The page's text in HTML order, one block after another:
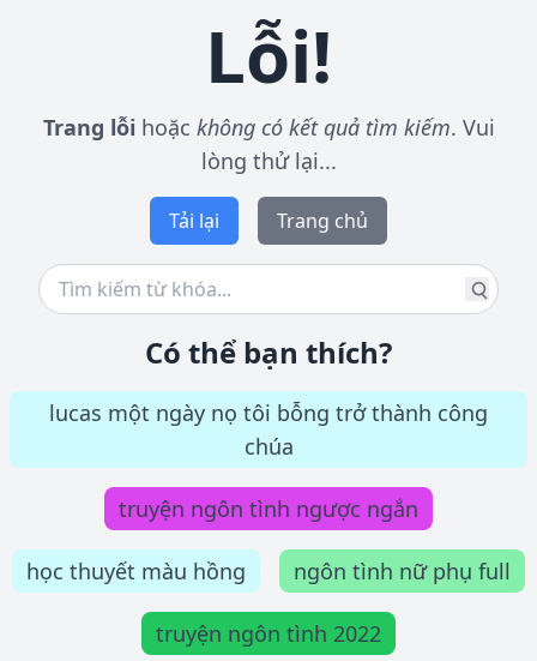
Lỗi!
Trang lỗi hoặc không có kết quả tìm kiếm. Vui
lòng thử lại...
Tải lại Trang chủ
Có thể bạn thích?
lucas một ngày nọ tôi bỗng trở thành công
chúa
truyện ngôn tình ngược ngắn
học thuyết màu hồng ngôn tình nữ phụ full
truyện ngôn tình 2022